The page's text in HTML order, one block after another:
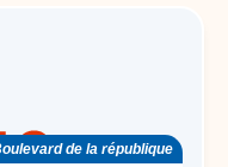
de la république